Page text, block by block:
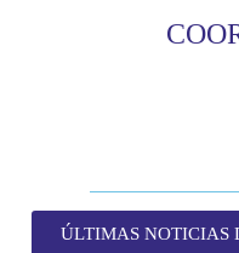
ÚLTIMAS NOTICIAS